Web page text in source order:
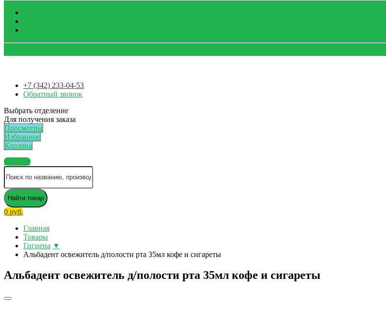
+7 (342) 233-04-53
Обратный звонок
Выбрать отделение
Для получения заказа
Просмотры
Избранное
Корзина
Каталог
Найти товар
0 руб.
Главная
Товары
Гигиена ▼
Альбадент освежитель д/полости рта 35мл кофе и сигареты
Альбадент освежитель д/полости рта 35мл кофе и сигареты